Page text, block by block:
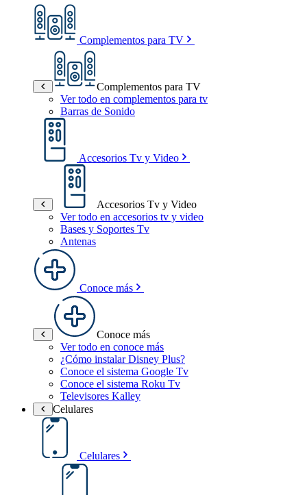
Complementos para TV
Complementos para TV
Ver todo en complementos para tv
Barras de Sonido
Accesorios Tv y Video
Accesorios Tv y Video
Ver todo en accesorios tv y video
Bases y Soportes Tv
Antenas
Conoce más
Conoce más
Ver todo en conoce más
¿Cómo instalar Disney Plus?
Conoce el sistema Google Tv
Conoce el sistema Roku Tv
Televisores Kalley
Celulares
Celulares